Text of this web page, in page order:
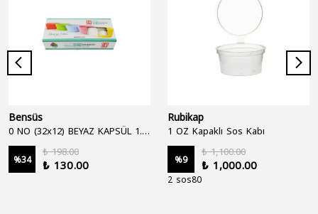
Bensüs
%34
₺ 198.00
₺ 130.00
Rubikap
1 OZ Kapaklı Sos Kabı
%9
₺ 1,100.00
₺ 1,000.00
2 sos80